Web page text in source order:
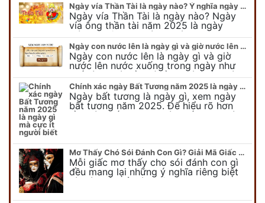
Ngày vía Thần Tài là ngày nào? Ý nghĩa ngày vía Thần Tài năm 2025
Ngày vía Thần Tài là ngày nào? Ngày
vía ông thần tài năm 2025 là ngày
mùng 10 âm lịch hàng tháng. Tại sao
trong ngày này, tất cả mọi…
Ngày con nước lên là ngày gì và giờ nước lên nước xuống trong ngày?
Ngày con nước lên là ngày gì và giờ
nước lên nước xuống trong ngày như
thế nào? Có điều gì cần chú ý về ngày
con nước lên? Đừng…
Chính xác ngày Bất Tương năm 2025 là ngày gì mà cực ít người biết
Ngày bất tương là ngày gì, xem ngày
bất tương năm 2025. Để hiểu rõ hơn
về ngày bất tương, ngày bất tương là
Mơ Thấy Chó Sói Đánh Con Gì? Giải Mã Giấc Mơ Bí Ẩn
Mỗi giấc mơ thấy cho sói đánh con gì
đều mang lại những ý nghĩa riêng biệt
và có thể phản ánh tâm trạng, suy nghĩ